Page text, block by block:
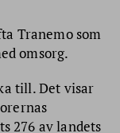
Tranemo som
omsorg.
till. Det visar
276 av landets